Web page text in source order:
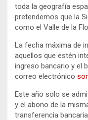
toda la geografía
pretendemos que la
como el Valle de la
La fecha máxima de
aquellos que estén
ingreso bancario y el
correo electrónico
Este año solo se
y el abono de la
transferencia